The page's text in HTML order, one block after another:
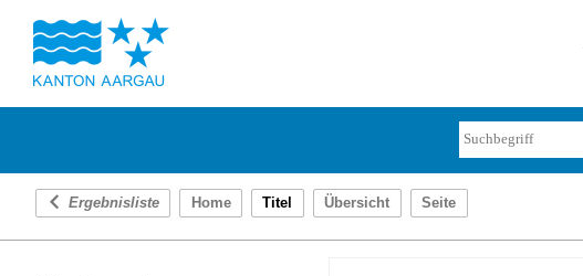
Ergebnisliste Home Titel Übersicht Seite